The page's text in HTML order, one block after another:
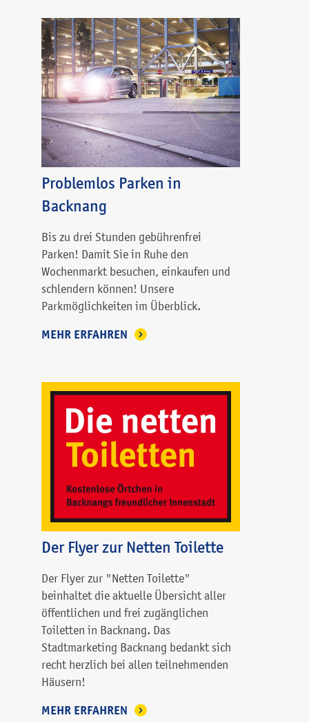
Problemlos Parken in
Backnang
Bis zu drei Stunden gebührenfrei
Parken! Damit Sie in Ruhe den
Wochenmarkt besuchen, einkaufen und
schlendern können! Unsere
Parkmöglichkeiten im Überblick.
MEHR ERFAHREN
Der Flyer zur Netten Toilette
Der Flyer zur "Netten Toilette"
beinhaltet die aktuelle Übersicht aller
öffentlichen und frei zugänglichen
Toiletten in Backnang. Das
Stadtmarketing Backnang bedankt sich
recht herzlich bei allen teilnehmenden
Häusern!
MEHR ERFAHREN